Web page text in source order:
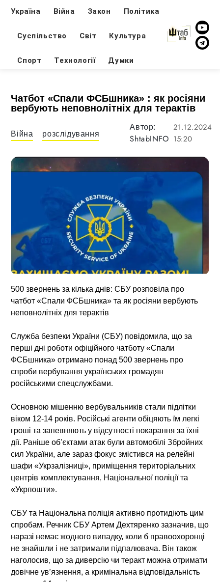
Україна Війна Закон Політика
Суспільство Світ Культура
Спорт Технології Думки
Чатбот «Спали ФСБшника» : як росіяни
вербують неповнолітніх для терактів
Війна розслідування
Автор:
ShtabINFO
21.12.2024
15:20
500 звернень за кілька днів: СБУ розповіла про
чатбот «Спали ФСБшника» та як росіяни вербують
неповнолітніх для терактів
Служба безпеки України (СБУ) повідомила, що за
перші дні роботи офіційного чатботу «Спали
ФСБшника» отримано понад 500 звернень про
спроби вербування українських громадян
російськими спецслужбами.
Основною мішенню вербувальників стали підлітки
віком 12-14 років. Російські агенти обіцяють їм легкі
гроші та запевняють у відсутності покарання за їхні
дії. Раніше об’єктами атак були автомобілі Збройних
сил України, але зараз фокус змістився на релейні
шафи «Укрзалізниці», приміщення територіальних
центрів комплектування, Національної поліції та
«Укрпошти».
СБУ та Національна поліція активно протидіють цим
спробам. Речник СБУ Артем Дехтяренко зазначив, що
наразі немає жодного випадку, коли б правоохоронці
не знайшли і не затримали підпалювача. Він також
наголосив, що за диверсію чи теракт можна отримати
довічне ув’язнення, а кримінальна відповідальність